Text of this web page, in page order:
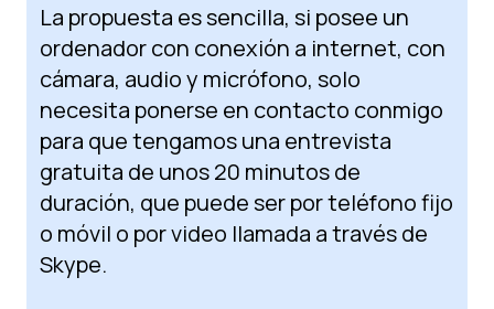
La propuesta es sencilla, si posee un
ordenador con conexión a internet, con
cámara, audio y micrófono, solo
necesita ponerse en contacto conmigo
para que tengamos una entrevista
gratuita de unos 20 minutos de
duración, que puede ser por teléfono fijo
o móvil o por video llamada a través de
Skype.